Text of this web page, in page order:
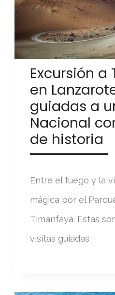
Excursión
en
guiadas a
Nacional
de historia
Entre el fuego y la
mágica por el
Timanfaya. Estas
visitas guiadas.